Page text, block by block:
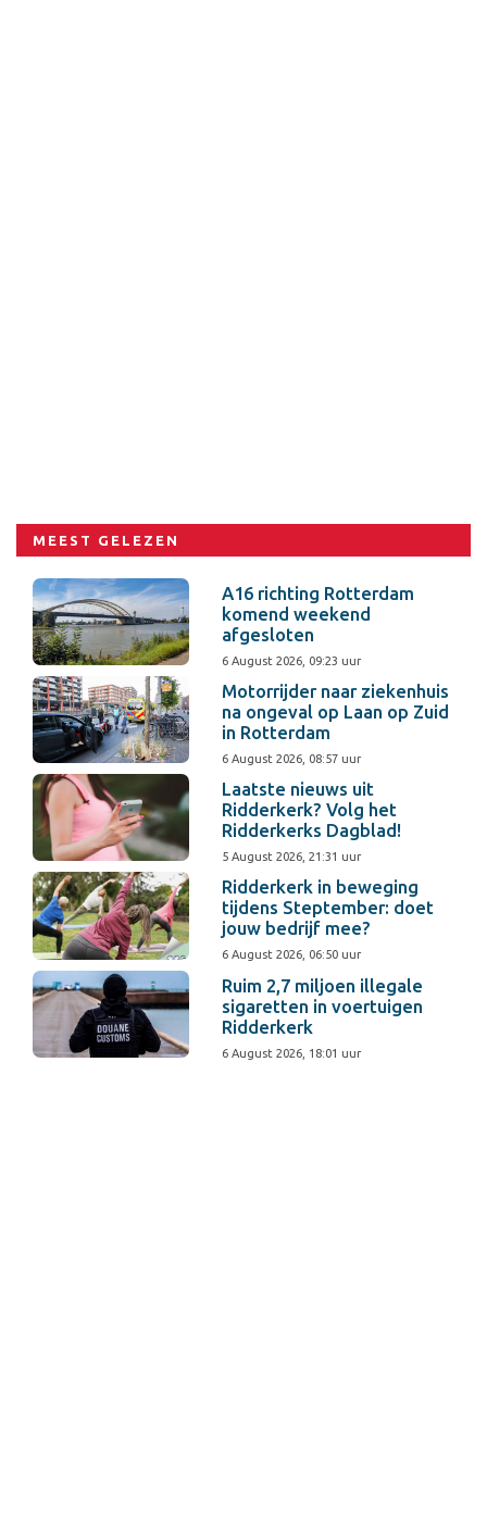
MEEST GELEZEN
A16 richting Rotterdam
komend weekend
afgesloten
6 August 2026, 09:23 uur
Motorrijder naar ziekenhuis
na ongeval op Laan op Zuid
in Rotterdam
6 August 2026, 08:57 uur
Laatste nieuws uit
Ridderkerk? Volg het
Ridderkerks Dagblad!
5 August 2026, 21:31 uur
Ridderkerk in beweging
tijdens Steptember: doet
jouw bedrijf mee?
6 August 2026, 06:50 uur
Ruim 2,7 miljoen illegale
sigaretten in voertuigen
Ridderkerk
6 August 2026, 18:01 uur